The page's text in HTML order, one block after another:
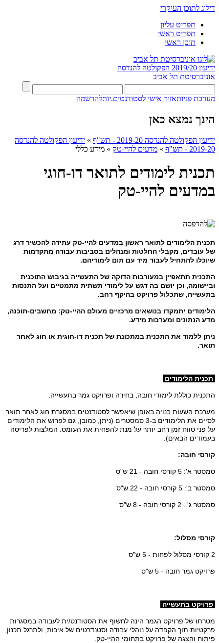
דילוג לתוכן העיקרי
תפריט עליון
תפריט ראשי
תוכן ראשי
ידיעון 2019/20
הפקולטה להנדסה
אוניברסיטת תל אביב
מערכת פניותאזור אישי לסטודנטים.יותלהרשמה
הינך נמצא כאן
ידיעון הפקולטה להנדסה 2019-20 - תש"ף » ידיעון הפקולטה להנדסה
2019-20 - תש"ף
» מדעים להיי-טק » מידע כללי
תכנית לימודים לתואר דו-חוגי
במדעים להיי-טק
תכנית הלימודים לתואר ראשון במדעים להיי-טק עתידה להכשיר דרג
של עובדים, מקבלי החלטות ומנהלים בסביבות עבודה מתקדמות
שיוכלו להתחיל לעבוד מיד עם תום לימודיהם.
התכנית תתאפיין במעורבות הדוקה של התעשייה בגיבוש התוכנית
וביישומה, וכן יושם בה דגש על לימודי תשתית מתמטיים ועל התנסות
בתעשייה, שתכלול פרויקט בהיקף רחב.
הלימודים יתמקדו בנושאים מרכזיים מעולם ההיי-טק: מחשבים-תוכנה,
מדע הנתונים ומערכות מידע.
ניתן ללמוד את התכנית במתכונת של תכנית דו-חוגית או חוג לאחר
תואר.
תכנית הלימודים
התכנית כוללת לימודי חובה, בחירה ופרויקט גמר בתעשייה.
מערכת השעות בנויה באופן שיאפשר לסטודנטים במסגרת חוג לאחר תואר
לסיים את הלימודים ב-3 סמסטרים (ניתן, כמובן, גם לפרוש את הלימודים
על פני טווח זמן רחב יותר על מנת להפחית את העומס. המלצות לפריסה
בעמודים הבאים).
קורסי חובה:
סמסטר א': 5 קורסי חובה - 21 ש"ס
סמסטר ב': 5 קורסי חובה - 22 ש"ס
סמסטר ג' : 2 קורסי חובה - 8 ש"ס
קורסי מסלול:
2 קורסי מסלול לפחות - 5 ש"ס
פרויקט גמר חובה - 5 ש"ס
פרויקט בתעשייה
מטרתו של פרויקט הגמר הינה לחשוף את הסטודנט/ית לעבודה במסגרות
פרקטיות תוך הקפדה על נוהלי עבודה וסטנדרטים של איכות, ולתרגל תכנון,
פיתוח והצגה של פרויקט בתחומי ההיי-טק.